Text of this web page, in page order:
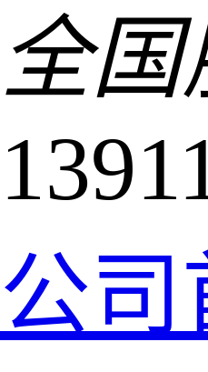
全
公司